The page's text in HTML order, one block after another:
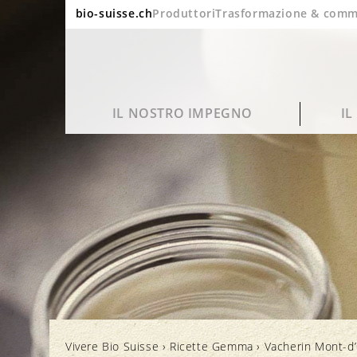
bio-suisse.chProduttoriTrasformazione &
IL NOSTRO IMPEGNO IL
Sostenibilità
Qualità e gusto
Salute
Domande frequenti
Lavorazione e imballaggio
Marchi e controllo
Ritratto
Bio in cifre
Rapporto annuale
Blog
Cinema
Vivere Bio Suisse ›Ricette Gemma ›Vacherin Mont-